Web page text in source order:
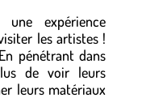
expérience
les artistes !
pénétrant dans
de voir leurs
leurs matériaux